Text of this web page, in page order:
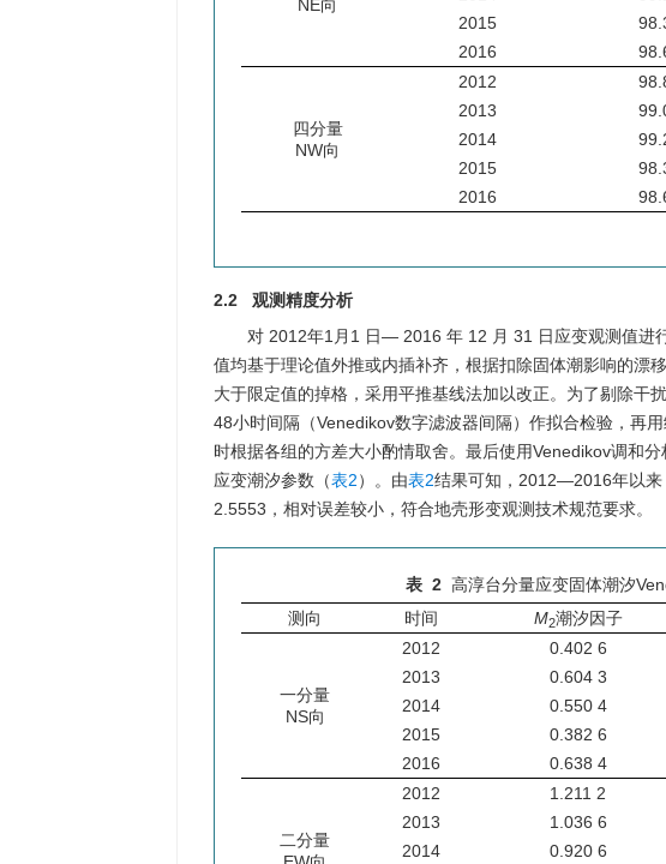
NE向
2015
2016
四分量
NW向
2012
2013
2014
2015
2016
2.2 观测精度分析
对 2012年1月1 日— 2016 年 12 月 31 日应变观测值进
值均基于理论值外推或内插补齐，根据扣除固体潮影响的漂
大于限定值的掉格，采用平推基线法加以改正。为了剔除干
48小时间隔（Venedikov数字滤波器间隔）作拟合检验，再
时根据各组的方差大小酌情取舍。最后使用Venedikov调和
应变潮汐参数（表2）。由表2结果可知，2012—2016年以来
2.5553，相对误差较小，符合地壳形变观测技术规范要求。
表 2 高淳台分量应变固体潮汐
测向
时间 M2潮汐因子
一分量
NS向
2012 0.402 6
2013
0.604 3
2014
0.550 4
2015
0.382 6
2016
0.638 4
二分量
2012 1.211 2
2013
1.036 6
2014
0.920 6